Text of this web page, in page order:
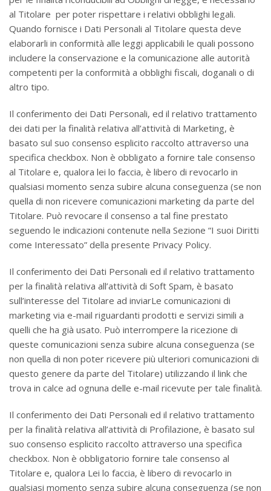
al Titolare per poter rispettare i relativi obblighi legali.
Quando fornisce i Dati Personali al Titolare questa deve
elaborarli in conformità alle leggi applicabili le quali possono
includere la conservazione e la comunicazione alle autorità
competenti per la conformità a obblighi fiscali, doganali o di
altro tipo.
Il conferimento dei Dati Personali, ed il relativo trattamento
dei dati per la finalità relativa all’attività di Marketing, è
basato sul suo consenso esplicito raccolto attraverso una
specifica checkbox. Non è obbligato a fornire tale consenso
al Titolare e, qualora lei lo faccia, è libero di revocarlo in
qualsiasi momento senza subire alcuna conseguenza (se non
quella di non ricevere comunicazioni marketing da parte del
Titolare. Può revocare il consenso a tal fine prestato
seguendo le indicazioni contenute nella Sezione “I suoi Diritti
come Interessato” della presente Privacy Policy.
Il conferimento dei Dati Personali ed il relativo trattamento
per la finalità relativa all’attività di Soft Spam, è basato
sull’interesse del Titolare ad inviarLe comunicazioni di
marketing via e-mail riguardanti prodotti e servizi simili a
quelli che ha già usato. Può interrompere la ricezione di
queste comunicazioni senza subire alcuna conseguenza (se
non quella di non poter ricevere più ulteriori comunicazioni di
questo genere da parte del Titolare) utilizzando il link che
trova in calce ad ognuna delle e-mail ricevute per tale finalità.
Il conferimento dei Dati Personali ed il relativo trattamento
per la finalità relativa all’attività di Profilazione, è basato sul
suo consenso esplicito raccolto attraverso una specifica
checkbox. Non è obbligatorio fornire tale consenso al
Titolare e, qualora Lei lo faccia, è libero di revocarlo in
qualsiasi momento senza subire alcuna conseguenza (se non